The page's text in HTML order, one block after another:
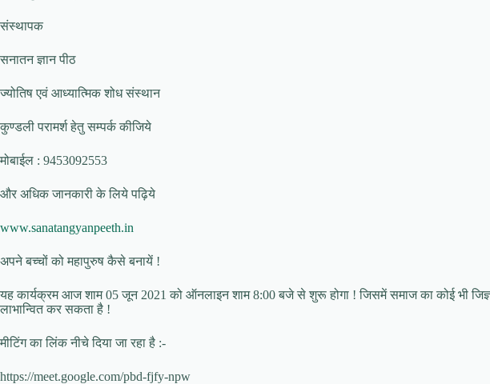
संस्थापक
सनातन ज्ञान पीठ
ज्योतिष एवं आध्यात्मिक शोध संस्थान
कुण्डली परामर्श हेतु सम्पर्क कीजिये
मोबाईल : 9453092553
और अधिक जानकारी के लिये पढ़िये
www.sanatangyanpeeth.in
अपने बच्चों को महापुरुष कैसे बनायें !
यह कार्यक्रम आज शाम 05 जून 2021 को ऑनलाइन शाम 8:00 बजे से शुरू होगा ! जिसमें समाज का कोई भी
लाभान्वित कर सकता है !
मीटिंग का लिंक नीचे दिया जा रहा है :-
https://meet.google.com/pbd-fjfy-npw